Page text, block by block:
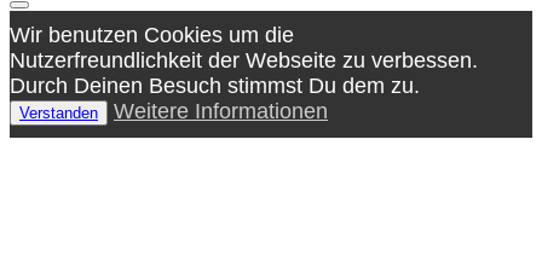
Wir benutzen Cookies um die
Nutzerfreundlichkeit der Webseite zu verbessen.
Durch Deinen Besuch stimmst Du dem zu.
Verstanden Weitere Informationen